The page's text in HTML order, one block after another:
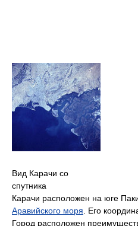
Вид Карачи со
спутника
Карачи расположен на юге
Аравийского моря. Его
Город расположен